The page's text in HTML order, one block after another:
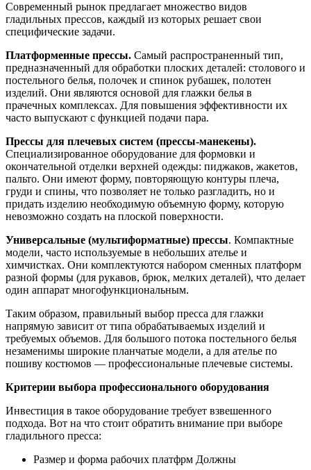
Современный рынок предлагает множество видов
гладильных прессов, каждый из которых решает свои
специфические задачи.
Платформенные прессы. Самый распространенный тип,
предназначенный для обработки плоских деталей: столового и
постельного белья, полочек и спинок рубашек, полотен
изделий. Они являются основой для глажки белья в
прачечных комплексах. Для повышения эффективности их
часто выпускают с функцией подачи пара.
Прессы для плечевых систем (прессы-манекены).
Специализированное оборудование для формовки и
окончательной отделки верхней одежды: пиджаков, жакетов,
пальто. Они имеют форму, повторяющую контуры плеча,
груди и спины, что позволяет не только разгладить, но и
придать изделию необходимую объемную форму, которую
невозможно создать на плоской поверхности.
Универсальные (мультиформатные) прессы. Компактные
модели, часто используемые в небольших ателье и
химчистках. Они комплектуются набором сменных платформ
разной формы (для рукавов, брюк, мелких деталей), что делает
один аппарат многофункциональным.
Таким образом, правильный выбор пресса для глажки
напрямую зависит от типа обрабатываемых изделий и
требуемых объемов. Для большого потока постельного белья
незаменимы широкие планчатые модели, а для ателье по
пошиву костюмов — профессиональные плечевые системы.
Критерии выбора профессионального оборудования
Инвестиция в такое оборудование требует взвешенного
подхода. Вот на что стоит обратить внимание при выборе
гладильного пресса:
Размер и форма рабочих платфрм Должны